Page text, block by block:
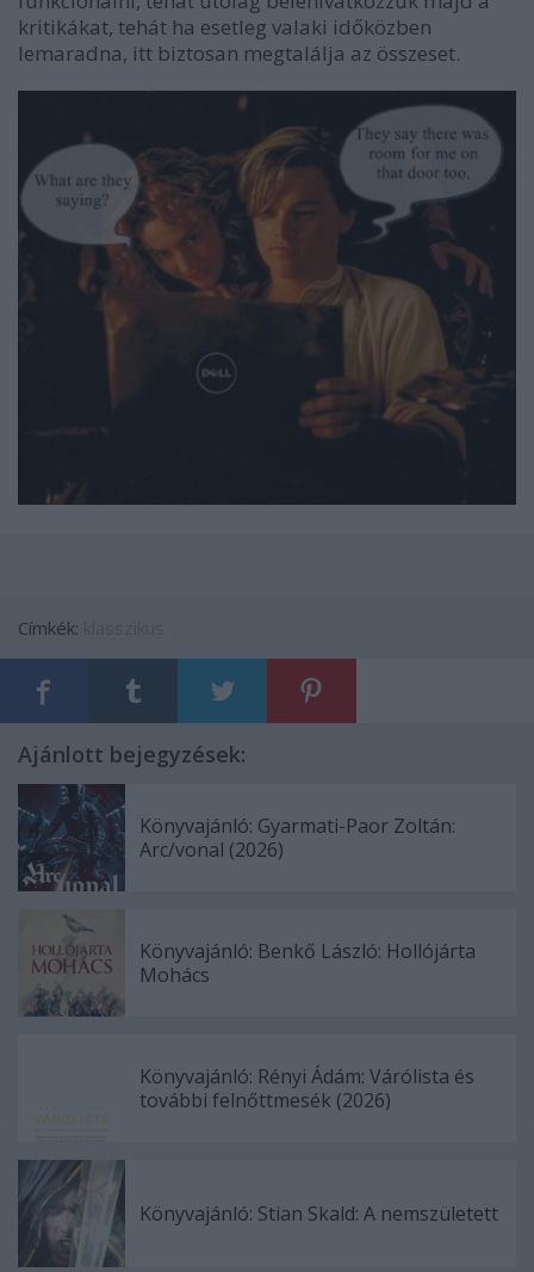
kritikákat, tehát ha esetleg valaki időközben
lemaradna, itt biztosan megtalálja az összeset.
Címkék:
Ajánlott bejegyzések:
Könyvajánló: Gyarmati-Paor Zoltán:
Arc/vonal (2026)
Könyvajánló: Benkő László: Hollójárta
Mohács
Könyvajánló: Rényi Ádám: Várólista és
további felnőttmesék (2026)
Könyvajánló: Stian Skald: A nemszületett